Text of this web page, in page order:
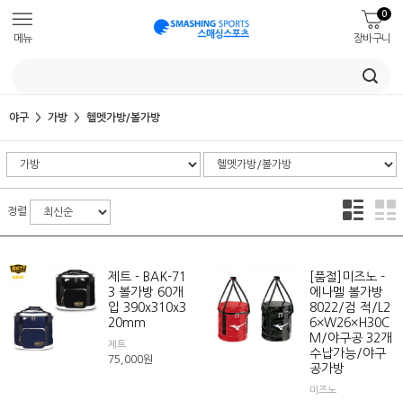
메뉴 장바구니
0
야구 가방 헬멧가방/볼가방
정렬
제트 - BAK-71
3 볼가방 60개
입 390x310x3
20mm
제트
75,000원
[품절]미즈노 -
에나멜 볼가방
8022/검 적/L2
6×W26×H30C
M/야구공 32개
수납가능/야구
공가방
미즈노